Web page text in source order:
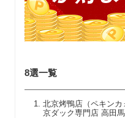
8選一覧
北京烤鴨店（ペキン
京ダック専門店 高田